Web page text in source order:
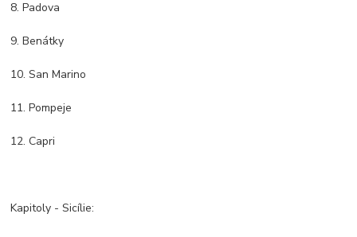
8. Padova
9. Benátky
10. San Marino
11. Pompeje
12. Capri
Kapitoly - Sicílie: